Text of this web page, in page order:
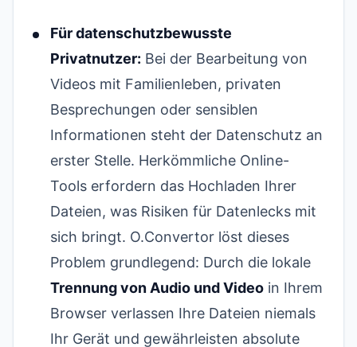
Für datenschutzbewusste
Privatnutzer: Bei der Bearbeitung von
Videos mit Familienleben, privaten
Besprechungen oder sensiblen
Informationen steht der Datenschutz an
erster Stelle. Herkömmliche Online-
Tools erfordern das Hochladen Ihrer
Dateien, was Risiken für Datenlecks mit
sich bringt. O.Convertor löst dieses
Problem grundlegend: Durch die lokale
Trennung von Audio und Videoin Ihrem
Browser verlassen Ihre Dateien niemals
Ihr Gerät und gewährleisten absolute